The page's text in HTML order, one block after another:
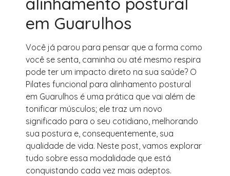
em Guarulhos
Você já parou para pensar que a forma como
você se senta, caminha ou até mesmo respira
pode ter um impacto direto na sua saúde? O
Pilates funcional para alinhamento postural
em Guarulhos é uma prática que vai além de
tonificar músculos; ele traz um novo
significado para o seu cotidiano, melhorando
sua postura e, consequentemente, sua
qualidade de vida. Neste post, vamos explorar
tudo sobre essa modalidade que está
conquistando cada vez mais adeptos.